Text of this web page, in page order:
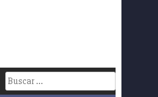
Buscar: